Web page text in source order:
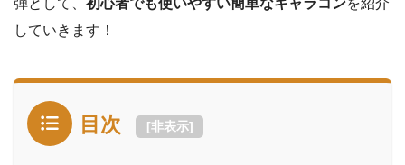
弾として、 初心者でも使いやすい簡単なキャラコンを紹介
していきます！
目次 [非表示]